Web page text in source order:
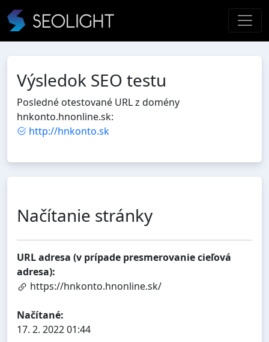
Výsledok SEO testu
Posledné otestované URL z domény
hnkonto.hnonline.sk:
http://hnkonto.sk
Načítanie stránky
URL adresa (v prípade presmerovanie cieľová
adresa):
https://hnkonto.hnonline.sk/
Načítané:
17. 2. 2022 01:44